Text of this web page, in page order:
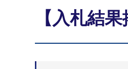
【入札結